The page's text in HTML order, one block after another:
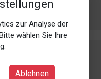
zur Analyse der
wählen Sie Ihre
Ablehnen